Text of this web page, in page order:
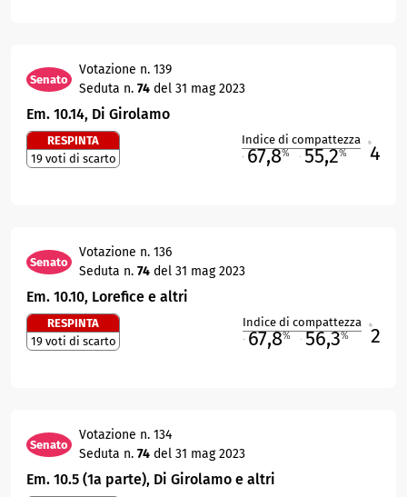
Senato
Votazione n. 139
Seduta n. 74 del 31 mag 2023
Em. 10.14, Di Girolamo
RESPINTA
19 voti di scarto
Indice di compattezza
67,8% 55,2% 4
Senato
Votazione n. 136
Seduta n. 74 del 31 mag 2023
Em. 10.10, Lorefice e altri
RESPINTA
19 voti di scarto
Indice di compattezza
67,8% 56,3% 2
Senato
Votazione n. 134
Seduta n. 74 del 31 mag 2023
Em. 10.5 (1a parte), Di Girolamo e altri